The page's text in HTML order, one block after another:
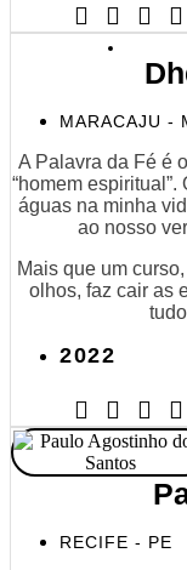
   
MARACAJU -
A Palavra da Fé é
“homem
águas na minha
ao nosso
Mais que um
olhos, faz cair as
2022
   
RECIFE - PE